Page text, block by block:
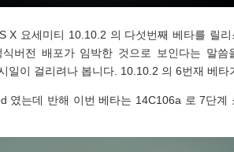
X 요세미티 10.10.2 의 다섯번째 베타를 릴리
버전 배포가 임박한 것으로 보인다는 말씀
일이 걸리려나 봅니다. 10.10.2 의 6번재 베타
였는데 반해 이번 베타는 14C106a 로 7단계